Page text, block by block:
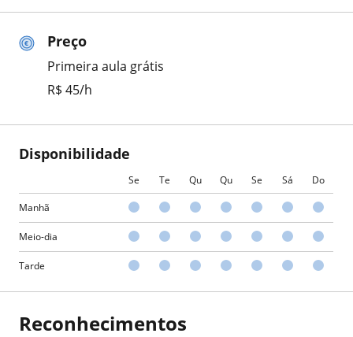
Preço
Primeira aula grátis
R$ 45/h
Disponibilidade
Se Te Qu Qu Se Sá Do
Manhã
Meio-dia
Tarde
Reconhecimentos